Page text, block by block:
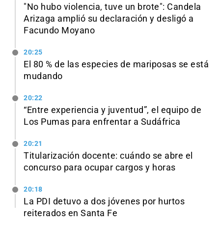
"No hubo violencia, tuve un brote": Candela
Arizaga amplió su declaración y desligó a
Facundo Moyano
20:25
El 80 % de las especies de mariposas se está
mudando
20:22
“Entre experiencia y juventud”, el equipo de
Los Pumas para enfrentar a Sudáfrica
20:21
Titularización docente: cuándo se abre el
concurso para ocupar cargos y horas
20:18
La PDI detuvo a dos jóvenes por hurtos
reiterados en Santa Fe